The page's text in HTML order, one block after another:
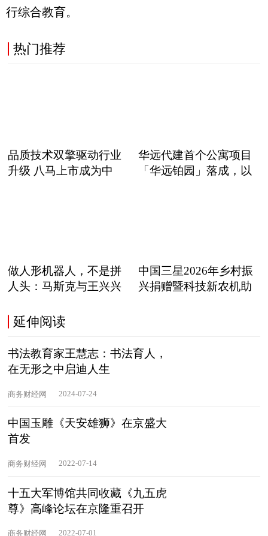
行综合教育。
热门推荐
品质技术双擎驱动行业
升级 八马上市成为中
华远代建首个公寓项目
「华远铂园」落成，以
做人形机器人，不是拼
人头：马斯克与王兴兴
中国三星2026年乡村振
兴捐赠暨科技新农机助
延伸阅读
书法教育家王慧志：书法育人，
在无形之中启迪人生
商务财经网 2024-07-24
中国玉雕《天安雄狮》在京盛大
首发
商务财经网 2022-07-14
十五大军博馆共同收藏《九五虎
尊》高峰论坛在京隆重召开
商务财经网 2022-07-01